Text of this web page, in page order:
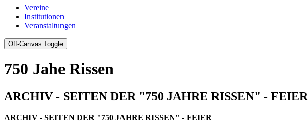
Vereine
Institutionen
Veranstaltungen
Off-Canvas Toggle
750 Jahe Rissen
ARCHIV - SEITEN DER "750 JAHRE RISSEN" - FEIER
ARCHIV - SEITEN DER "750 JAHRE RISSEN" - FEIER